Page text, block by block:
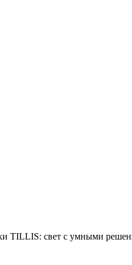
TILLIS: свет с умными